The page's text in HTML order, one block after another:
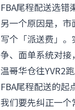
FBA尾程配送选错
另一个原因是，
写个「派送费」
争、面单系统对接
温哥华仓往YVR2
FBA尾程配送的起
我们要先纠正一个